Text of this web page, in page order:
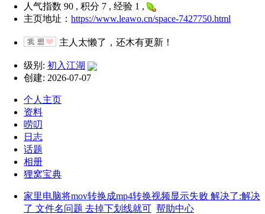
人气指数 90 , 积分 7 , 经验 1 ,
主页地址： https://www.leawo.cn/space-7427750.html
主人太懒了，还木有更新！
级别: 初入江湖
创建: 2026-07-07
个人主页
资料
唠叨
日志
话题
相册
狸窝宝典
家里电脑将mov转换成mp4转换视频显示失败 解决了:解决
了 文件名问题 去掉下划线就可 帮助中心